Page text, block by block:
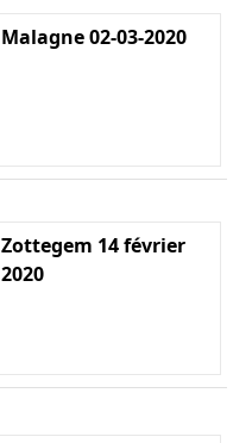
Malagne 02-03-2020
Zottegem 14 février
2020